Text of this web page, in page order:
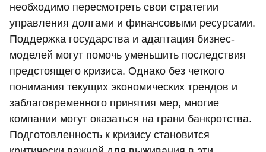
необходимо пересмотреть свои стратегии
управления долгами и финансовыми ресурсами.
Поддержка государства и адаптация бизнес-
моделей могут помочь уменьшить последствия
предстоящего кризиса. Однако без четкого
понимания текущих экономических трендов и
заблаговременного принятия мер, многие
компании могут оказаться на грани банкротства.
Подготовленность к кризису становится